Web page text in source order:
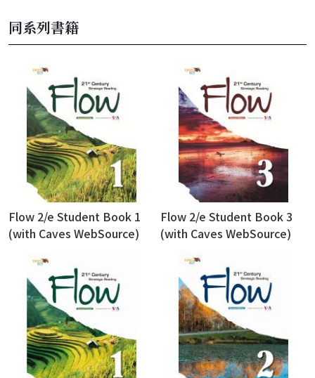
同系列書籍
Flow 2/e Student Book 1
(with Caves WebSource)
Flow 2/e Student Book 3
(with Caves WebSource)